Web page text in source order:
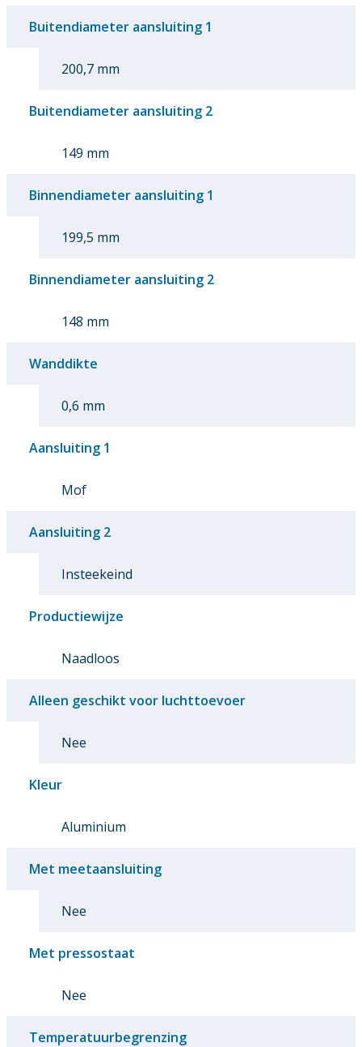
Buitendiameter aansluiting 1
200,7 mm
Buitendiameter aansluiting 2
149 mm
Binnendiameter aansluiting 1
199,5 mm
Binnendiameter aansluiting 2
148 mm
Wanddikte
0,6 mm
Aansluiting 1
Mof
Aansluiting 2
Insteekeind
Productiewijze
Naadloos
Alleen geschikt voor luchttoevoer
Nee
Kleur
Aluminium
Met meetaansluiting
Nee
Met pressostaat
Nee
Temperatuurbegrenzing